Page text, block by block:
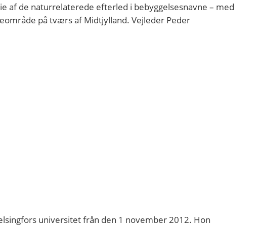
af de naturrelaterede efterled i bebyggelsesnavne – med
på tværs af Midtjylland. Vejleder Peder
universitet från den 1 november 2012. Hon